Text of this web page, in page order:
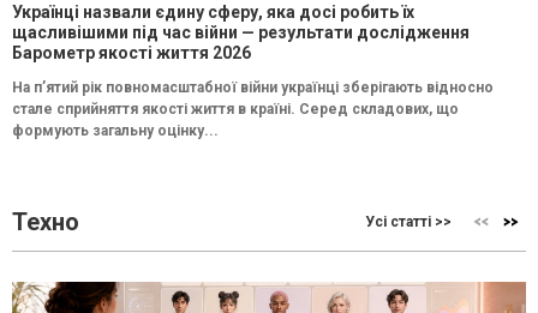
Українці назвали єдину сферу, яка досі робить їх
щасливішими під час війни — результати дослідження
Барометр якості життя 2026
На п’ятий рік повномасштабної війни українці зберігають відносно
стале сприйняття якості життя в країні. Серед складових, що
формують загальну оцінку...
Техно Усі статті >>